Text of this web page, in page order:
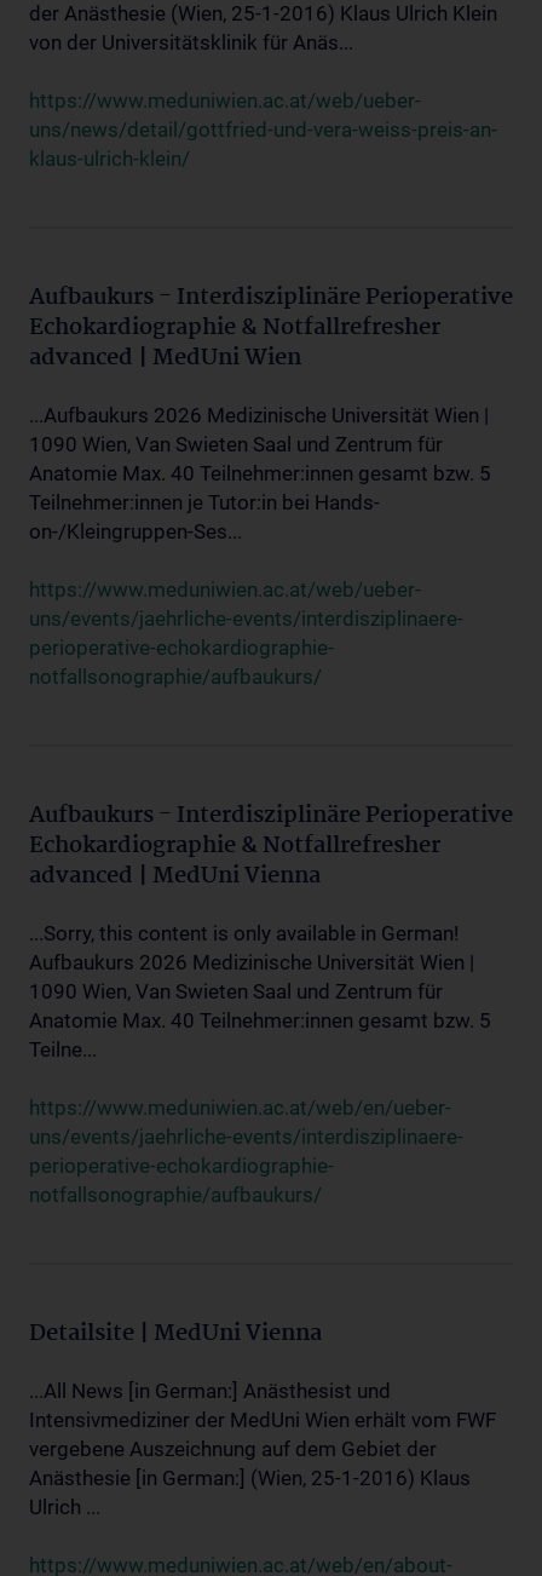
der Anästhesie (Wien, 25-1-2016) Klaus Ulrich Klein
von der Universitätsklinik für Anäs...
https://www.meduniwien.ac.at/web/ueber-
uns/news/detail/gottfried-und-vera-weiss-preis-an-
klaus-ulrich-klein/
Aufbaukurs - Interdisziplinäre Perioperative
Echokardiographie & Notfallrefresher
advanced | MedUni Wien
...Aufbaukurs 2026 Medizinische Universität Wien |
1090 Wien, Van Swieten Saal und Zentrum für
Anatomie Max. 40 Teilnehmer:innen gesamt bzw. 5
Teilnehmer:innen je Tutor:in bei Hands-
on-/Kleingruppen-Ses...
https://www.meduniwien.ac.at/web/ueber-
uns/events/jaehrliche-events/interdisziplinaere-
perioperative-echokardiographie-
notfallsonographie/aufbaukurs/
Aufbaukurs - Interdisziplinäre Perioperative
Echokardiographie & Notfallrefresher
advanced | MedUni Vienna
...Sorry, this content is only available in German!
Aufbaukurs 2026 Medizinische Universität Wien |
1090 Wien, Van Swieten Saal und Zentrum für
Anatomie Max. 40 Teilnehmer:innen gesamt bzw. 5
Teilne...
https://www.meduniwien.ac.at/web/en/ueber-
uns/events/jaehrliche-events/interdisziplinaere-
perioperative-echokardiographie-
notfallsonographie/aufbaukurs/
Detailsite | MedUni Vienna
...All News [in German:] Anästhesist und
Intensivmediziner der MedUni Wien erhält vom FWF
vergebene Auszeichnung auf dem Gebiet der
Anästhesie [in German:] (Wien, 25-1-2016) Klaus
Ulrich ...
https://www.meduniwien.ac.at/web/en/about-